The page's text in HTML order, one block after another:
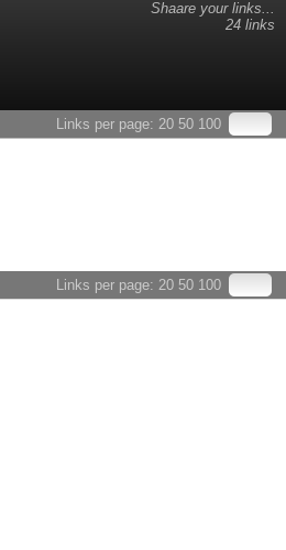
Shaare your links...
24 links
Links per page: 20 50 100
Links per page: 20 50 100